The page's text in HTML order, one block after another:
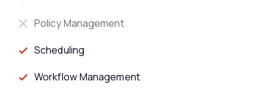
Policy Management
Scheduling
Workflow Management